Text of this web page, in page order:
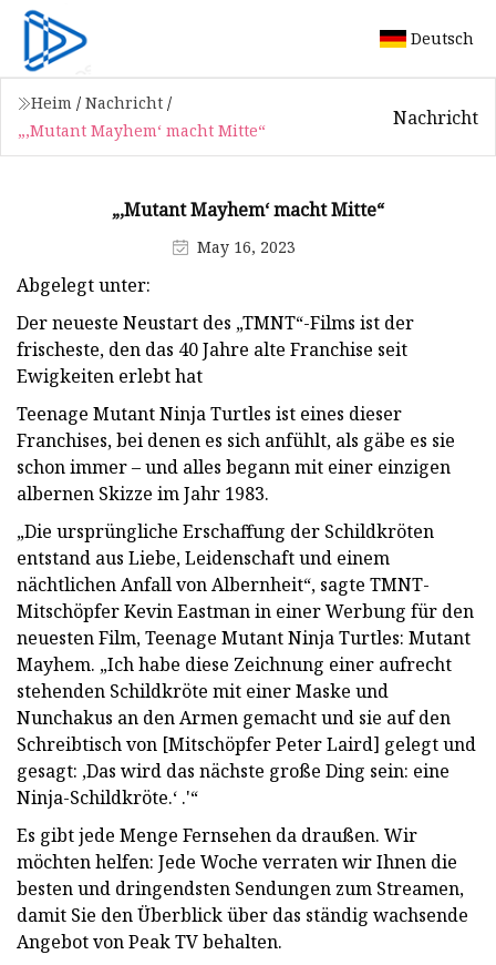
Deutsch
Heim / Nachricht /
„‚Mutant Mayhem‘ macht Mitte“
Nachricht
„‚Mutant Mayhem‘ macht Mitte“
May 16, 2023
Abgelegt unter:
Der neueste Neustart des „TMNT“-Films ist der
frischeste, den das 40 Jahre alte Franchise seit
Ewigkeiten erlebt hat
Teenage Mutant Ninja Turtles ist eines dieser
Franchises, bei denen es sich anfühlt, als gäbe es sie
schon immer – und alles begann mit einer einzigen
albernen Skizze im Jahr 1983.
„Die ursprüngliche Erschaffung der Schildkröten
entstand aus Liebe, Leidenschaft und einem
nächtlichen Anfall von Albernheit“, sagte TMNT-
Mitschöpfer Kevin Eastman in einer Werbung für den
neuesten Film, Teenage Mutant Ninja Turtles: Mutant
Mayhem. „Ich habe diese Zeichnung einer aufrecht
stehenden Schildkröte mit einer Maske und
Nunchakus an den Armen gemacht und sie auf den
Schreibtisch von [Mitschöpfer Peter Laird] gelegt und
gesagt: ‚Das wird das nächste große Ding sein: eine
Ninja-Schildkröte.‘ .'“
Es gibt jede Menge Fernsehen da draußen. Wir
möchten helfen: Jede Woche verraten wir Ihnen die
besten und dringendsten Sendungen zum Streamen,
damit Sie den Überblick über das ständig wachsende
Angebot von Peak TV behalten.